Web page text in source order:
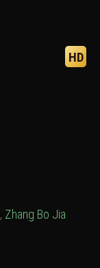
HD
, Zhang Bo Jia